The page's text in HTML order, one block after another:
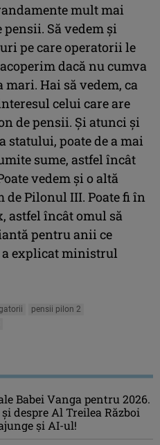
mult mai
Să vedem şi
pe care operatorii le
dacă nu cumva
Hai să vedem, ca
celui care are
de pensii. Şi atunci şi
statului, poate de a mai
sume, astfel încât
vedem şi o altă
de Pilonul III. Poate fi în
astfel încât omul să
pentru anii ce
a explicat ministrul
pensii pilon 2
Babei Vanga pentru 2026.
despre Al Treilea Război
și AI-ul!